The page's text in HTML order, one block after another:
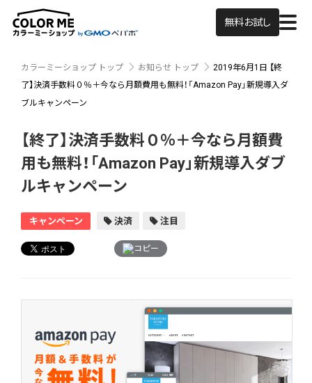
無料お試し
カラーミーショップ トップ お知らせ トップ 2019年6月1日
【終
了】決済手数料０％＋今なら月額費用も無料！「Amazon Pay」新規導入ダ
ブルキャンペーン
【終了】決済手数料０％＋今なら月額費
用も無料！「Amazon Pay」新規導入ダブ
ルキャンペーン
キャンペーン 決済 注目
コピー